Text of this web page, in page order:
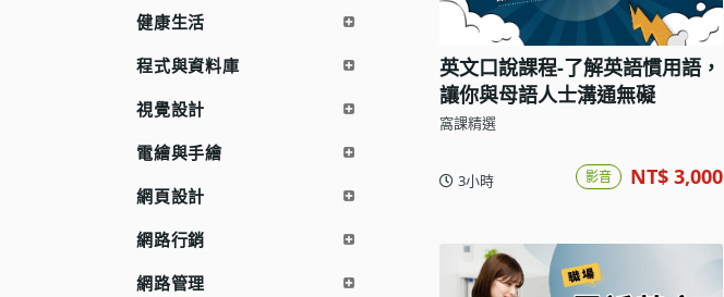
網路管理
所有專欄
健康生活
程式與資料庫
視覺設計
電繪與手繪
網頁設計
網路行銷
網路管理
英文口說課程-了解英語慣用語，
讓你與母語人士溝通無礙
窩課精選
3小時 影音 NT$ 3,000